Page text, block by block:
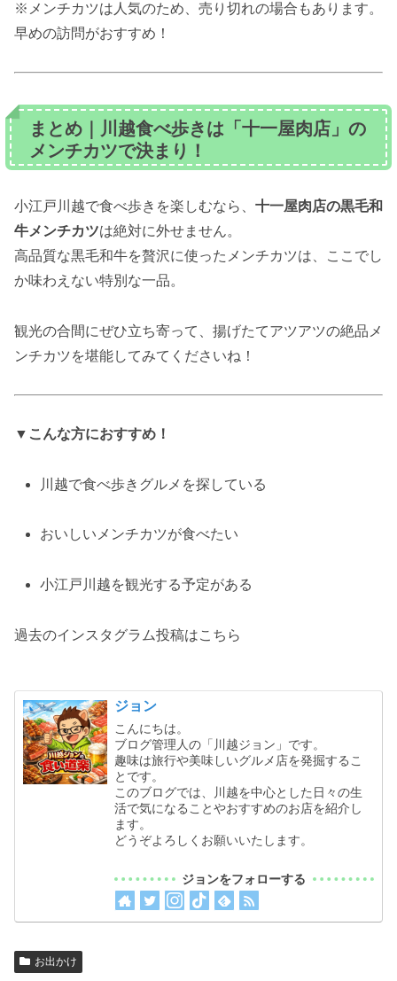
※メンチカツは人気のため、売り切れの場合もあります。
早めの訪問がおすすめ！
まとめ｜川越食べ歩きは「十一屋肉店」の
メンチカツで決まり！
小江戸川越で食べ歩きを楽しむなら、 十一屋肉店の黒毛和
牛メンチカツは絶対に外せません。
高品質な黒毛和牛を贅沢に使ったメンチカツは、ここでし
か味わえない特別な一品。
観光の合間にぜひ立ち寄って、揚げたてアツアツの絶品メ
ンチカツを堪能してみてくださいね！
▼こんな方におすすめ！
川越で食べ歩きグルメを探している
おいしいメンチカツが食べたい
小江戸川越を観光する予定がある
過去のインスタグラム投稿はこちら
ジョン
こんにちは。
ブログ管理人の「川越ジョン」です。
趣味は旅行や美味しいグルメ店を発掘するこ
とです。
このブログでは、川越を中心とした日々の生
活で気になることやおすすめのお店を紹介し
ます。
どうぞよろしくお願いいたします。
ジョンをフォローする
お出かけ